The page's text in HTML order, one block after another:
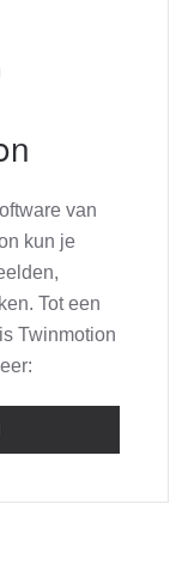
van
kun je
Tot een
Twinmotion